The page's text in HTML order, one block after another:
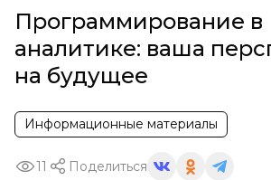
Программирование в
аналитике: ваша
на будущее
Информационные материалы
11 Поделиться